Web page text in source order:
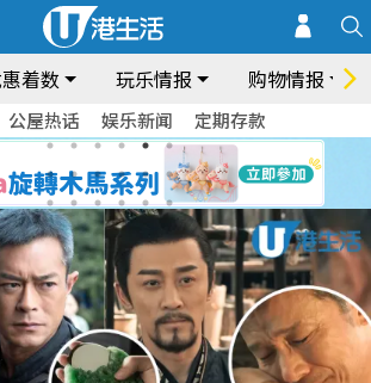
着数 玩乐情报 购物情报
公屋热话 娱乐新闻 定期存款